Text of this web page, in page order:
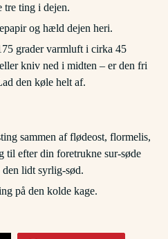
tre ting i dejen.
og hæld dejen heri.
grader varmluft i cirka 45
kniv ned i midten – er den fri
den køle helt af.
sammen af flødeost, flormelis,
til efter din foretrukne sur-søde
den lidt syrlig-sød.
på den kolde kage.